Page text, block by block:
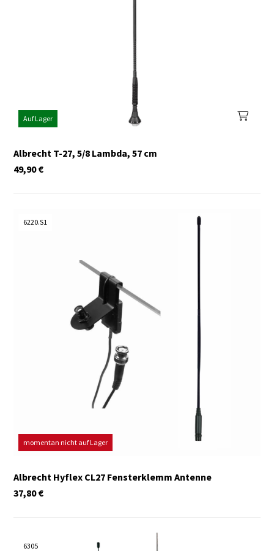
Auf Lager
Albrecht T-27, 5/8 Lambda, 57 cm
€
49,90
6220.S1
momentan nicht auf Lager
Albrecht Hyflex CL27 Fensterklemm Antenne
€
37,80
6305